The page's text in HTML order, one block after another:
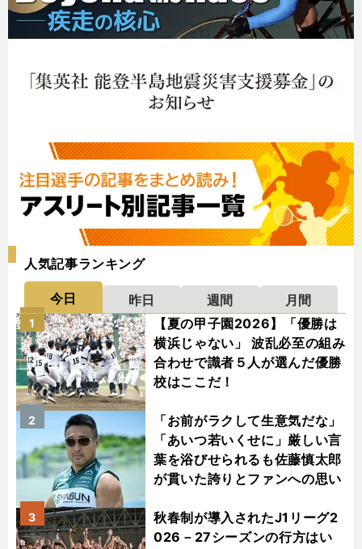
人気記事ランキング
今日 昨日 週間
月間
【夏の甲子園2026】「優勝は
横浜じゃない」 波乱必至の組み
合わせで識者５人が選んだ優勝
校はここだ！
1
「お前がラクして生意気だな」
「あいつ若いくせに」厳しい言
葉を浴びせられるも佐藤慎太郎
が貫いた誇りとファンへの思い
2
秋春制が導入されたJ1リーグ2
026－27シーズンの行方はい
3